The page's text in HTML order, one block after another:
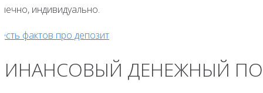
индивидуально.
фактов про депозит
ДЕНЕЖНЫЙ